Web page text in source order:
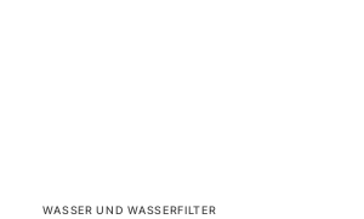
WASSER UND WASSERFILTER